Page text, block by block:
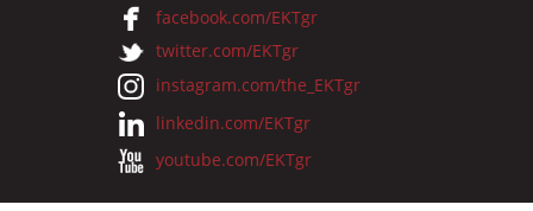
facebook.com/EKTgr
twitter.com/EKTgr
instagram.com/the_EKTgr
linkedin.com/EKTgr
youtube.com/EKTgr